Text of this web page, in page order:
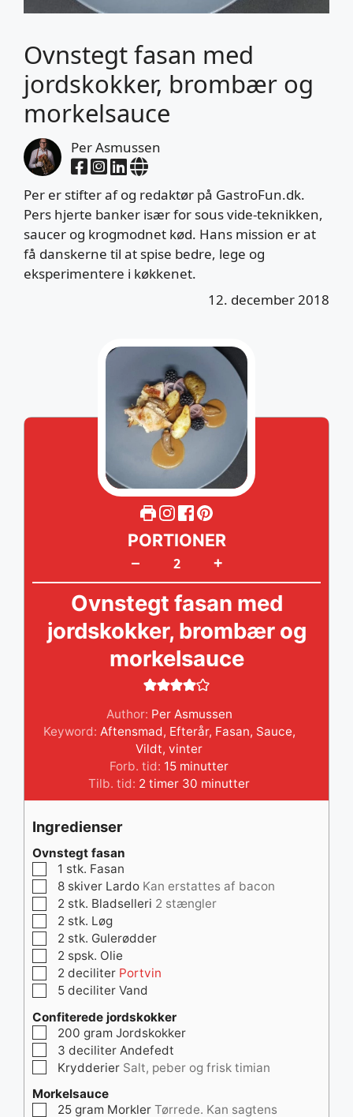
Ovnstegt fasan med
jordskokker, brombær og
morkelsauce
Per Asmussen
Per er stifter af og redaktør på GastroFun.dk.
Pers hjerte banker især for sous vide-teknikken,
saucer og krogmodnet kød. Hans mission er at
få danskerne til at spise bedre, lege og
eksperimentere i køkkenet.
12. december 2018
– +
PORTIONER
Ovnstegt fasan med
jordskokker, brombær og
morkelsauce
Author: Per Asmussen
Keyword: Aftensmad, Efterår, Fasan, Sauce,
Vildt,vinter
Forb. tid: 15minutter
minutter
Tilb. tid: 2 timer
timer 30 minutter
minutter
Ingredienser
Ovnstegt fasan
▢1 stk. Fasan
▢
8 skiver Lardo Kan erstattes af bacon
▢
2 stk. Bladselleri 2 stængler
▢
2 stk. Løg
▢
2 stk. Gulerødder
▢
2 spsk. Olie
▢
2 deciliter Portvin
▢
5 deciliter Vand
Confiterede jordskokker
▢
200 gram Jordskokker
▢
3 deciliter Andefedt
▢
Krydderier Salt, peber og frisk timian
Morkelsauce
▢
25 gram Morkler Tørrede. Kan sagtens